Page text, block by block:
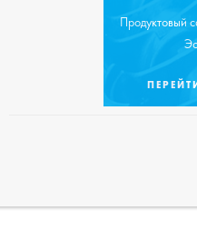
Продуктовый